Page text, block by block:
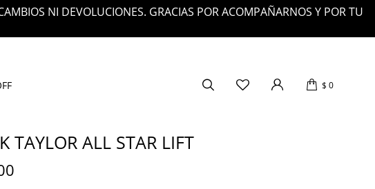
NI DEVOLUCIONES. GRACIAS POR ACOMPAÑARNOS Y POR TU
$ 0
TAYLOR ALL STAR LIFT